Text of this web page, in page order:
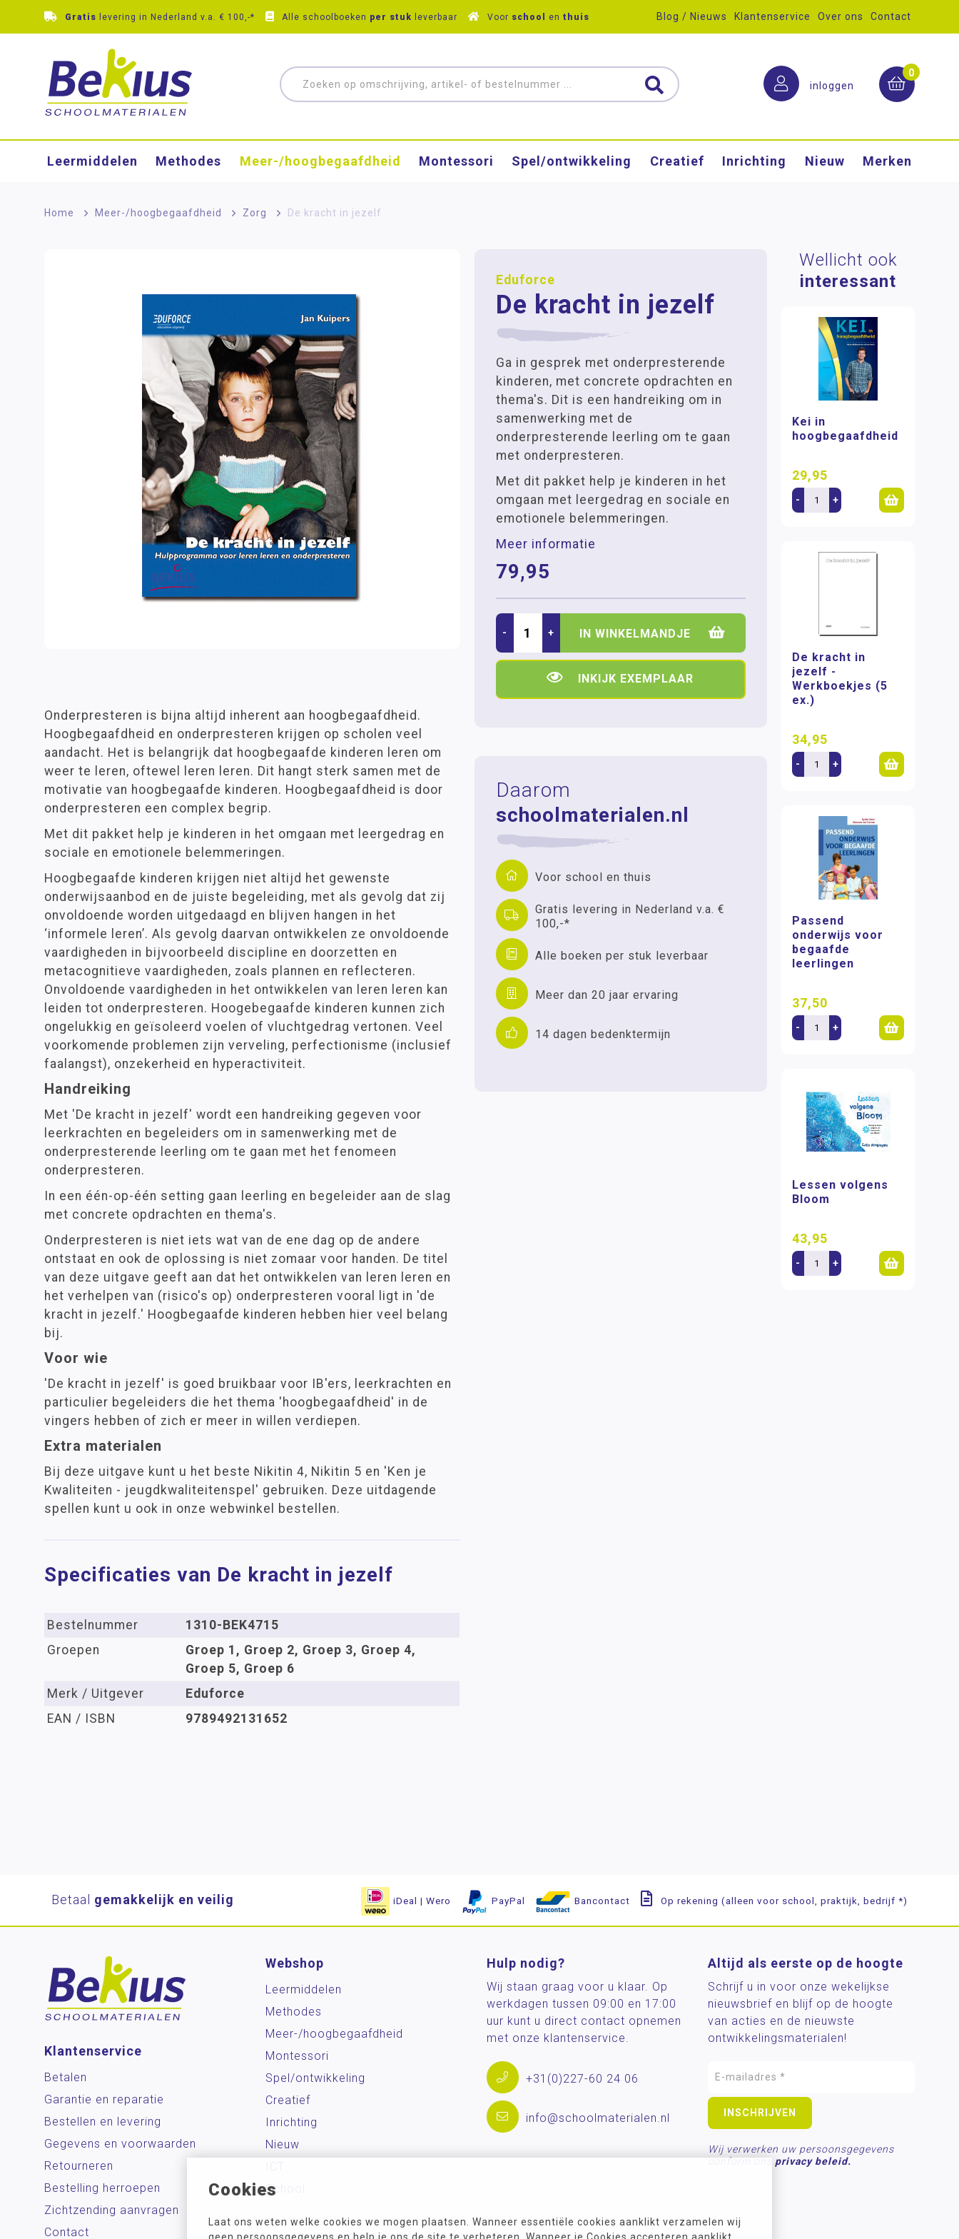
Cookies
Laat ons weten welke cookies we mogen plaatsen. Wanneer essentiële cookies aanklikt verzamelen wij
Gratis levering in Nederland v.a. € 100,-* Alle schoolboeken per stuk leverbaar Voor school en thuis Blog / Nieuws Klantenservice Over ons Contact
inloggen
0
Leermiddelen Methodes Meer-/hoog­begaafdheid Montessori Spel/ontwikkeling Creatief Inrichting Nieuw Merken
Home > Meer-/hoog­begaafdheid > Zorg > De kracht in jezelf
Eduforce
De kracht in jezelf
Ga in gesprek met onderpresterende
kinderen, met concrete opdrachten en
thema's. Dit is een handreiking om in
samenwerking met de
onderpresterende leerling om te gaan
met onderpresteren.
Met dit pakket help je kinderen in het
omgaan met leergedrag en sociale en
emotionele belemmeringen.
Meer informatie
79,95
- + IN WINKELMANDJE
INKIJK EXEMPLAAR
Daarom
schoolmaterialen.nl
Voor school en thuis
Gratis levering in Nederland v.a. €
100,-*
Alle boeken per stuk leverbaar
Meer dan 20 jaar ervaring
14 dagen bedenktermijn
Onderpresteren is bijna altijd inherent aan hoogbegaafdheid.
Hoogbegaafdheid en onderpresteren krijgen op scholen veel
aandacht. Het is belangrijk dat hoogbegaafde kinderen leren om
weer te leren, oftewel leren leren. Dit hangt sterk samen met de
motivatie van hoogbegaafde kinderen. Hoogbegaafdheid is door
onderpresteren een complex begrip.
Met dit pakket help je kinderen in het omgaan met leergedrag en
sociale en emotionele belemmeringen.
Hoogbegaafde kinderen krijgen niet altijd het gewenste
onderwijsaanbod en de juiste begeleiding, met als gevolg dat zij
onvoldoende worden uitgedaagd en blijven hangen in het
‘informele leren’. Als gevolg daarvan ontwikkelen ze onvoldoende
vaardigheden in bijvoorbeeld discipline en doorzetten en
metacognitieve vaardigheden, zoals plannen en reflecteren.
Onvoldoende vaardigheden in het ontwikkelen van leren leren kan
leiden tot onderpresteren. Hoogebegaafde kinderen kunnen zich
ongelukkig en geïsoleerd voelen of vluchtgedrag vertonen. Veel
voorkomende problemen zijn verveling, perfectionisme (inclusief
faalangst), onzekerheid en hyperactiviteit.
Handreiking
Met 'De kracht in jezelf' wordt een handreiking gegeven voor
leerkrachten en begeleiders om in samenwerking met de
onderpresterende leerling om te gaan met het fenomeen
onderpresteren.
In een één-op-één setting gaan leerling en begeleider aan de slag
met concrete opdrachten en thema's.
Onderpresteren is niet iets wat van de ene dag op de andere
ontstaat en ook de oplossing is niet zomaar voor handen. De titel
van deze uitgave geeft aan dat het ontwikkelen van leren leren en
het verhelpen van (risico's op) onderpresteren vooral ligt in 'de
kracht in jezelf.' Hoogbegaafde kinderen hebben hier veel belang
bij.
Voor wie
'De kracht in jezelf' is goed bruikbaar voor IB'ers, leerkrachten en
particulier begeleiders die het thema 'hoogbegaafdheid' in de
vingers hebben of zich er meer in willen verdiepen.
Extra materialen
Bij deze uitgave kunt u het beste Nikitin 4, Nikitin 5 en 'Ken je
Kwaliteiten - jeugdkwaliteitenspel' gebruiken. Deze uitdagende
spellen kunt u ook in onze webwinkel bestellen.
Specificaties van De kracht in jezelf
Bestelnummer
1310-BEK4715
Groepen
Groep 1, Groep 2, Groep 3, Groep 4,
Groep 5, Groep 6
Merk / Uitgever
Eduforce
EAN / ISBN
9789492131652
Wellicht ook
interessant
Kei in
hoogbegaafdheid
29,95
- +
De kracht in
jezelf -
Werkboekjes (5
ex.)
34,95
- +
Passend
onderwijs voor
begaafde
leerlingen
37,50
- +
Lessen volgens
Bloom
43,95
- +
Betaal gemakkelijk en veilig iDeal | Wero PayPal Bancontact Op rekening (alleen voor school, praktijk, bedrijf *)
Klantenservice
Betalen
Garantie en reparatie
Bestellen en levering
Gegevens en voorwaarden
Retourneren
Bestelling herroepen
Zichtzending aanvragen
Contact
Webshop
Leermiddelen
Methodes
Meer-/hoog­begaafdheid
Montessori
Spel/ontwikkeling
Creatief
Inrichting
Nieuw
School
Hulp nodig?
Wij staan graag voor u klaar. Op
werkdagen tussen 09:00 en 17:00
uur kunt u direct contact opnemen
met onze klantenservice.
+31(0)227-60 24 06
info@schoolmaterialen.nl
Altijd als eerste op de hoogte
Schrijf u in voor onze wekelijkse
nieuwsbrief en blijf op de hoogte
van acties en de nieuwste
ontwikkelingsmaterialen!
Wij verwerken uw persoonsgegevens
conform ons privacy beleid.